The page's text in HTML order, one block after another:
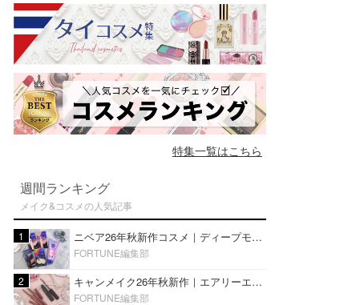
特集一覧はこちら
週間ランキング
メイク&コスメの人気記事
1 ニベア26年秋新作コスメ｜ディープモイスチャーリップの美容液タイプや2in1ボディクリームスクラブも
FORTUNE編集部
2 キャンメイク26年秋新作｜エアリーエクステンションライナー＆カールスナイパーマスカラ新色をレビュー
FORTUNE編集部